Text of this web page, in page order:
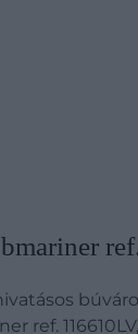
ref.